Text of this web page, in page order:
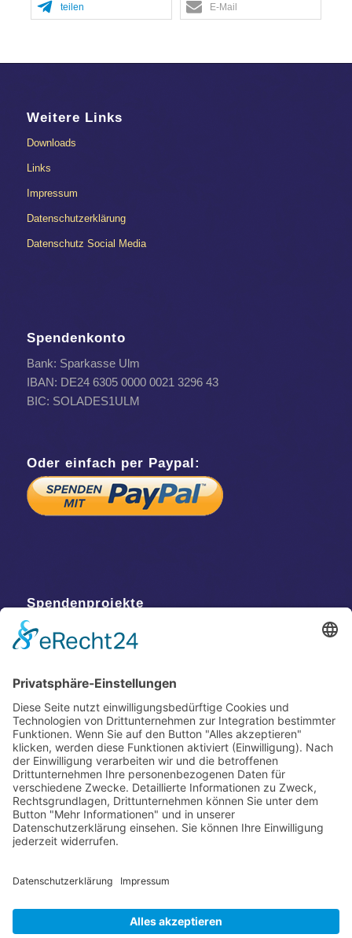
teilen E-Mail
Weitere Links
Downloads
Links
Impressum
Datenschutzerklärung
Datenschutz Social Media
Spendenkonto
Bank: Sparkasse Ulm
IBAN: DE24 6305 0000 0021 3296 43
BIC: SOLADES1ULM
Oder einfach per Paypal:
Spendenprojekte
Kontakt
Postanschrift
Traumkatzen e.V.
89231 Neu-Ulm